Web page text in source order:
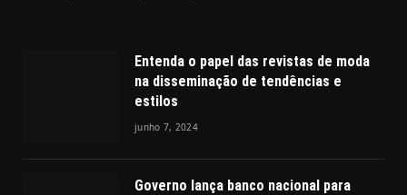
Entenda o papel das revistas de moda
na disseminação de tendências e
estilos
junho 7, 2024
Governo lança banco nacional para